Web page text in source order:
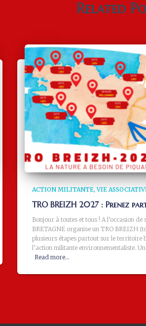
Related
ACTION MILITANTE VIE
TRO BREIZH 2027 : Prenez
Bonjour à toutes et tous ! A l’occasion de
BRETAGNE organise un TRO BREIZH
plusieurs étapes partout sur le territoire
l’action militante environnementaliste.
Read more…